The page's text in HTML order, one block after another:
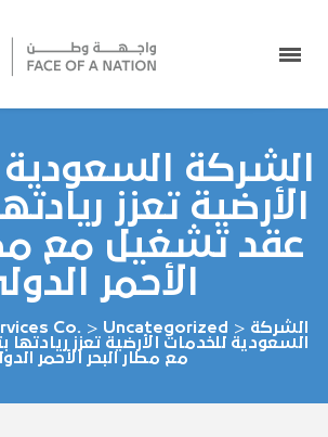
الشركة السعودية
الأرضية تعزز
عقد تشغيل مع
الأحمر
Co. > Uncategorized > الشركة
السعودية للخدمات الأرضية تعزز
مع مطار البحر الأحمر